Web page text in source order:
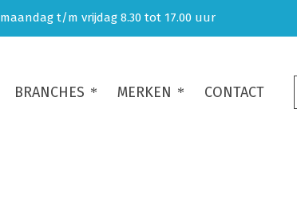
maandag t/m vrijdag 8.30 tot 17.00 uur
BRANCHES MERKEN CONTACT